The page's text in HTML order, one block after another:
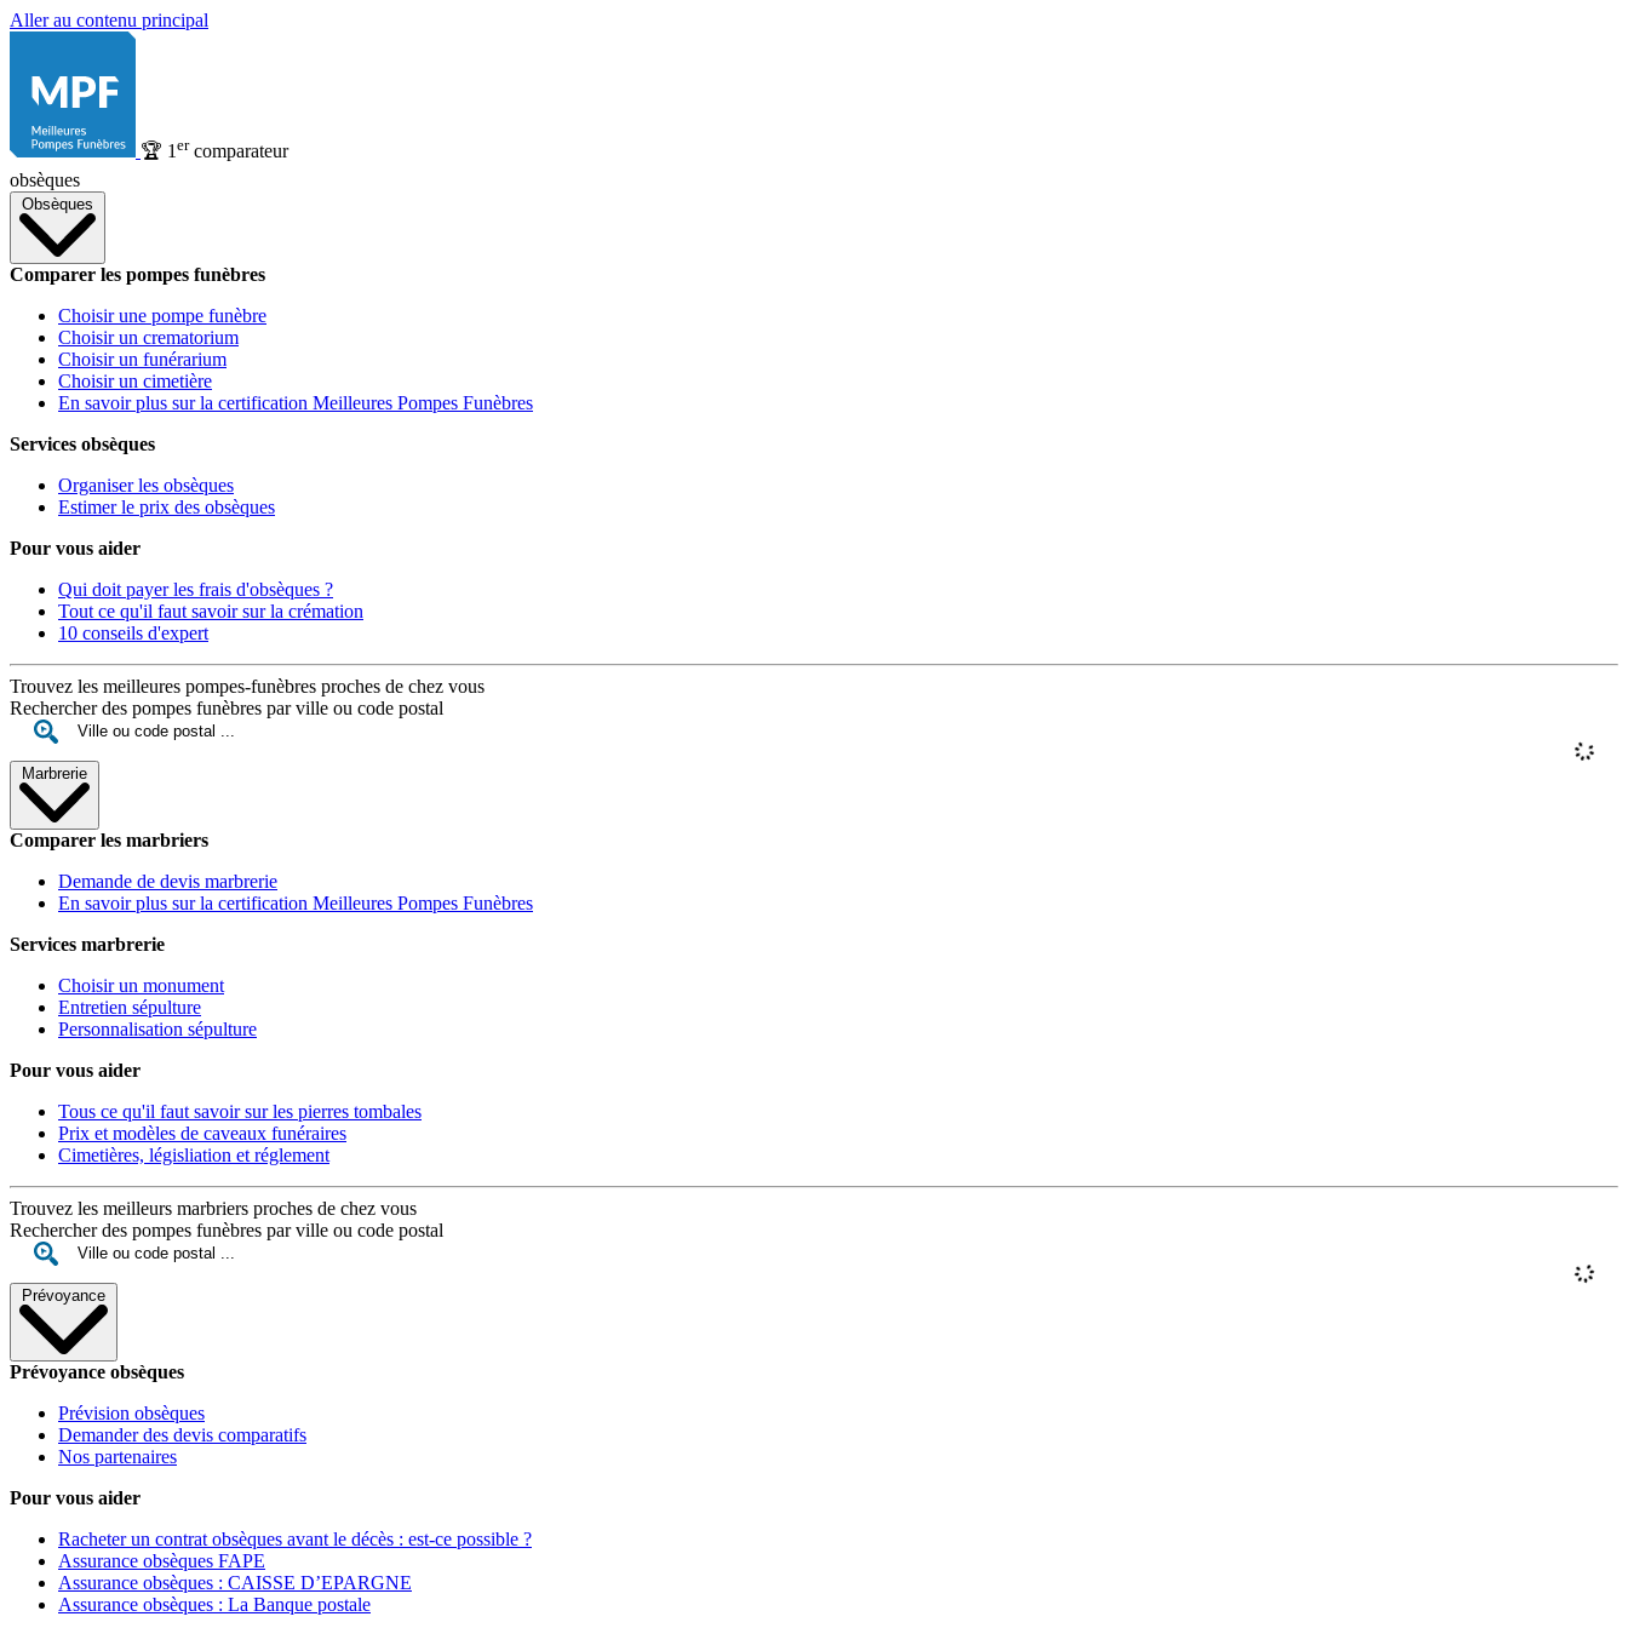
Aller au contenu principal
🏆 1 ercomparateur
obsèques
Obsèques
Comparer les pompes funèbres
Choisir une pompe funèbre
Choisir un crematorium
Choisir un funérarium
Choisir un cimetière
En savoir plus sur la certification Meilleures Pompes Funèbres
Services obsèques
Organiser les obsèques
Estimer le prix des obsèques
Pour vous aider
Qui doit payer les frais d'obsèques ?
Tout ce qu'il faut savoir sur la crémation
10 conseils d'expert
Trouvez les meilleures pompes-funèbres proches de chez vous
Rechercher des pompes funèbres par ville ou code postal
Marbrerie
Comparer les marbriers
Demande de devis marbrerie
En savoir plus sur la certification Meilleures Pompes Funèbres
Services marbrerie
Choisir un monument
Entretien sépulture
Personnalisation sépulture
Pour vous aider
Tous ce qu'il faut savoir sur les pierres tombales
Prix et modèles de caveaux funéraires
Cimetières, législiation et réglement
Trouvez les meilleurs marbriers proches de chez vous
Rechercher des pompes funèbres par ville ou code postal
Prévoyance
Prévoyance obsèques
Prévision obsèques
Demander des devis comparatifs
Nos partenaires
Pour vous aider
Racheter un contrat obsèques avant le décès : est-ce possible ?
Assurance obsèques FAPE
Assurance obsèques : CAISSE D’EPARGNE
Assurance obsèques : La Banque postale